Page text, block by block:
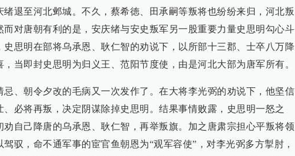
绪退至河北邺城。不久，蔡希徳、田承嗣等叛将也纷纷来归，河北叛
而对唐朝有利的是，安庆绪与安史叛军另一股重要力量史思明勾心斗
史思明在部将乌承恩、耿仁智的劝说下，以所部十三郡、士卒八万降
，当即封史思明为归义王、范阳节度使，由是河北大部为唐军所有。
忌、朝令夕改的毛病又一次发作了。在大将李光弼的劝说下，他坚信
、必将再叛，决定阴谋除掉史思明。结果事情败露，史思明一怒之
劝自己降唐的乌承恩、耿仁智，再举叛旗。加之唐肃宗担心平叛将领
驾驭，命不通军事的宦官鱼朝恩为“观军容使”，对李光弼多方掣肘，